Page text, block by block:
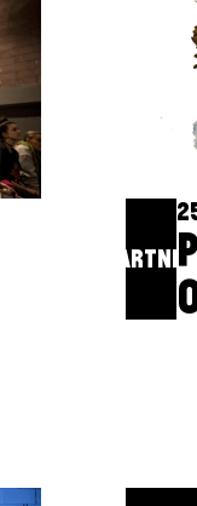
PARTNER